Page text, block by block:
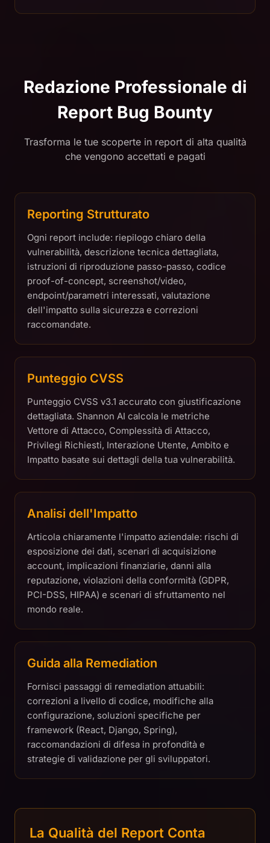
Redazione Professionale di
Report Bug Bounty
Trasforma le tue scoperte in report di alta qualità
che vengono accettati e pagati
Reporting Strutturato
Ogni report include: riepilogo chiaro della
vulnerabilità, descrizione tecnica dettagliata,
istruzioni di riproduzione passo-passo, codice
proof-of-concept, screenshot/video,
endpoint/parametri interessati, valutazione
dell'impatto sulla sicurezza e correzioni
raccomandate.
Punteggio CVSS
Punteggio CVSS v3.1 accurato con giustificazione
dettagliata. Shannon AI calcola le metriche
Vettore di Attacco, Complessità di Attacco,
Privilegi Richiesti, Interazione Utente, Ambito e
Impatto basate sui dettagli della tua vulnerabilità.
Analisi dell'Impatto
Articola chiaramente l'impatto aziendale: rischi di
esposizione dei dati, scenari di acquisizione
account, implicazioni finanziarie, danni alla
reputazione, violazioni della conformità (GDPR,
PCI-DSS, HIPAA) e scenari di sfruttamento nel
mondo reale.
Guida alla Remediation
Fornisci passaggi di remediation attuabili:
correzioni a livello di codice, modifiche alla
configurazione, soluzioni specifiche per
framework (React, Django, Spring),
raccomandazioni di difesa in profondità e
strategie di validazione per gli sviluppatori.
La Qualità del Report Conta